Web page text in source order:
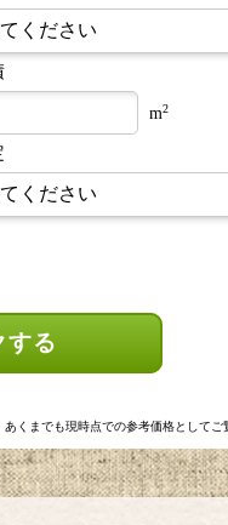
m2
する
くまでも現時点での参考価格としてご